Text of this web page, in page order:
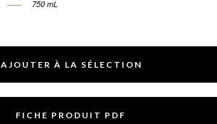
750 mL
AJOUTER À LA SÉLECTION
FICHE PRODUIT PDF